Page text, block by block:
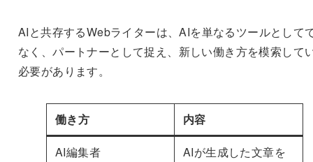
AIと共存するWebライターは、AIを単なるツールとして
なく、パートナーとして捉え、新しい働き方を模索して
必要があります。
働き方 内容
AI編集者
AIが生成した文章を